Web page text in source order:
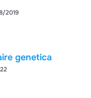
2019
genetica